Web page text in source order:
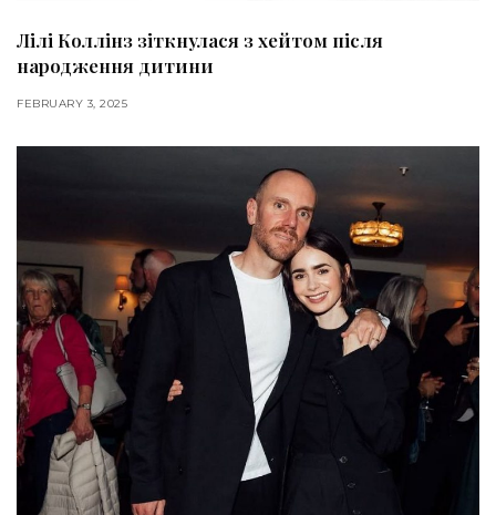
Лілі Коллінз зіткнулася з хейтом після
народження дитини
FEBRUARY 3, 2025